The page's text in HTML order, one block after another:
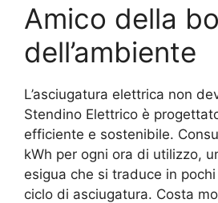
Amico della
dell’ambiente
L’asciugatura elettrica non
Stendino Elettrico è
efficiente e sostenibile.
kWh per ogni ora di utilizzo,
esigua che si traduce in
ciclo di asciugatura. Costa